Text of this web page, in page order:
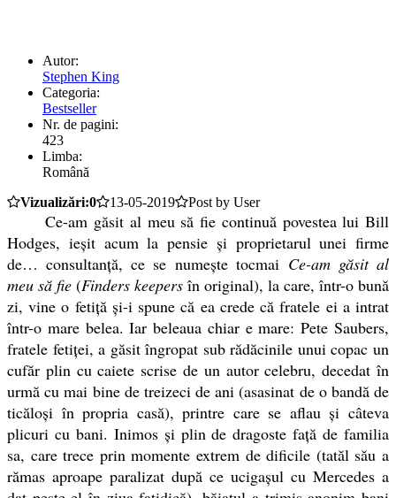
Autor:
Stephen King
Categoria:
Bestseller
Nr. de pagini:
423
Limba:
Română
Vizualizări:0
13-05-2019 Post by User
Ce-am găsit al meu să fie continuă povestea lui Bill
Hodges, ieșit acum la pensie și proprietarul unei firme
de… consultanță, ce se numește tocmai Ce-am găsit al
meu să fie (Finders keepers în original), la care, într-o bună
zi, vine o fetiță și-i spune că ea crede că fratele ei a intrat
într-o mare belea. Iar beleaua chiar e mare: Pete Saubers,
fratele fetiței, a găsit îngropat sub rădăcinile unui copac un
cufăr plin cu caiete scrise de un autor celebru, decedat în
urmă cu mai bine de treizeci de ani (asasinat de o bandă de
ticăloși în propria casă), printre care se aflau și câteva
plicuri cu bani. Inimos și plin de dragoste față de familia
sa, care trece prin momente extrem de dificile (tatăl său a
rămas aproape paralizat după ce ucigașul cu Mercedes a